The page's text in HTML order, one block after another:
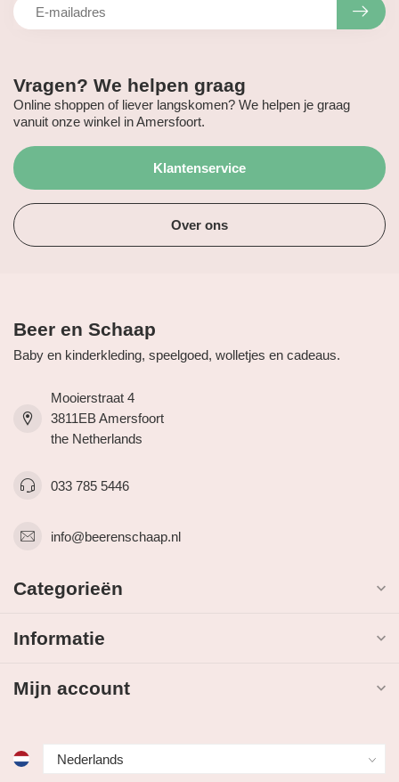
Vragen? We helpen graag
Online shoppen of liever langskomen? We helpen je graag
vanuit onze winkel in Amersfoort.
Klantenservice
Over ons
Beer en Schaap
Baby en kinderkleding, speelgoed, wolletjes en cadeaus.
Mooierstraat 4
3811EB Amersfoort
the Netherlands
033 785 5446
info@beerenschaap.nl
Categorieën
Informatie
Mijn account